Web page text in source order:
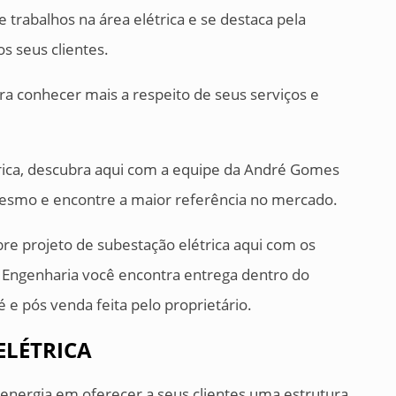
na área elétrica e se destaca pela
seus clientes.
conhecer mais a respeito de seus serviços e
descubra aqui com a equipe da André Gomes
e encontre a maior referência no mercado.
projeto de subestação elétrica aqui com os
você encontra entrega dentro do
e pós venda feita pelo proprietário.